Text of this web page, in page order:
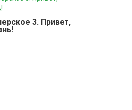
3. Привет,